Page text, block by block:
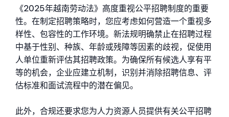
《2025年越南劳动法》高度重视公平招聘制度的重要
性。在制定招聘策略时，您应考虑如何营造一个重视多
样性、包容性的工作环境。新法规明确禁止在招聘过程
中基于性别、种族、年龄或残障等因素的歧视，促使用
人单位重新评估其招聘政策。为确保所有候选人享有平
等的机会，企业应建立机制，识别并消除招聘信息、评
估标准和面试流程中的潜在偏见。
此外，合规还要求您为人力资源人员提供有关公平招聘